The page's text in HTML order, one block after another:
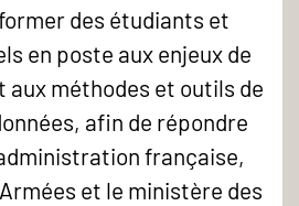
des étudiants et
en poste aux enjeux de
aux méthodes et outils de
afin de répondre
française,
et le ministère des